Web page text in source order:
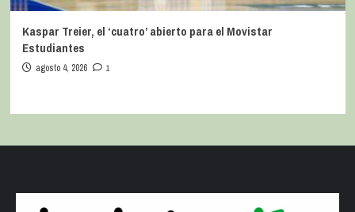
Kaspar Treier, el ‘cuatro’ abierto para el Movistar
Estudiantes
agosto 4, 2026 1